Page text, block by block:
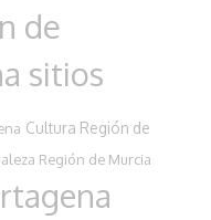
de
sitios
Cultura Región de
Región de Murcia